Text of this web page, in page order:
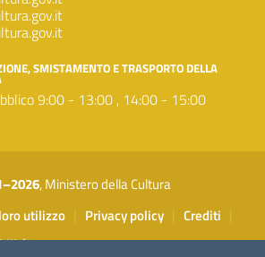
SMISTAMENTO E TRASPORTO DELLA
9:00 - 13:00 , 14:00 - 15:00
, Ministero della Cultura
Utili
utilizzo | Privacy policy | Crediti |